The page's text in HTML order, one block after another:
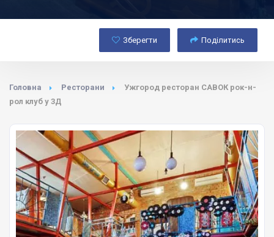
Зберегти Поділитись
Головна Ресторани
Ужгород ресторан САВОК рок-н-
рол клуб у 3Д